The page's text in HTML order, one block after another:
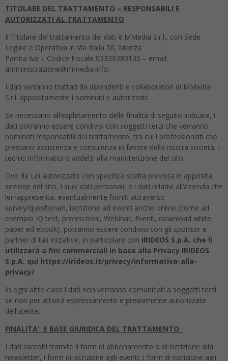
TITOLARE DEL TRATTAMENTO – RESPONSABILI E
AUTORIZZATI AL TRATTAMENTO
Il Titolare del trattamento dei dati è MMedia S.r.l., con Sede
Legale e Operativa in Via Italia 50, Monza
Partita Iva – Codice Fiscale 03339380135 – email:
amministrazione@mmedia.info.
I dati verranno trattati da dipendenti e collaboratori di MMedia
S.r.l. appositamente i nominati e autorizzati.
Se necessario all’espletamento delle finalità di seguito indicate, i
dati potranno essere condivisi con soggetti terzi che verranno
nominati responsabili del trattamento, tra cui i professionisti che
prestano assistenza e consulenza in favore della nostra società, i
tecnici informatici o addetti alla manutenzione del sito.
Ove da Lei autorizzato con specifica scelta prevista in apposita
sezione del sito, i suoi dati personali, e i dati relativi all’azienda che
lei rappresenta, eventualmente forniti attraverso
survey/questionari, iscrizione ad eventi anche online (come ad
esempio IQ test, promozioni, Webinar, Eventi, download white
paper ed ebook), potranno essere condivisi con gli sponsor e
partner di tali iniziative, in particolare con IRIDEOS S.p.A. che li
utilizzerà a fini commerciali in base alla Privacy IRIDEOS
S.p.A. qui https://irideos.it/privacy/informativa-alla-
privacy/
In ogni altro caso i dati non verranno comunicati a soggetti terzi
se non per attività espressamente e previamente autorizzate
dell’utente.
FINALITA’ E BASE GIURIDICA DEL TRATTAMENTO
I dati raccolti tramite il form di abbonamento o di iscrizione alla
newsletter, i form di iscrizione agli eventi, i form di iscrizione agli